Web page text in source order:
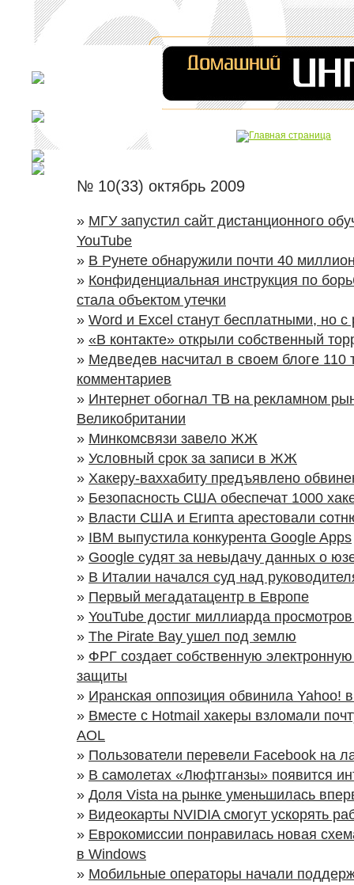
№ 10(33) октябрь 2009
» МГУ запустил сайт дистанционного
YouTube
» В Рунете обнаружили почти 40
» Конфиденциальная инструкция по
стала объектом утечки
» Word и Excel станут бесплатными, но с
» «В контакте» открыли собственный
» Медведев насчитал в своем блоге 110
комментариев
» Интернет обогнал ТВ на рекламном
Великобритании
» Минкомсвязи завело ЖЖ
» Условный срок за записи в ЖЖ
» Хакеру-ваххабиту предъявлено
» Безопасность США обеспечат 1000
» Власти США и Египта арестовали
» IBM выпустила конкурента Google Apps
» Google судят за невыдачу данных о
» В Италии начался суд над
» Первый мегадатацентр в Европе
» YouTube достиг миллиарда
» The Pirate Bay ушел под землю
» ФРГ создает собственную
защиты
» Иранская оппозиция обвинила Yahoo!
» Вместе с Hotmail хакеры взломали
AOL
» Пользователи перевели Facebook на
» В самолетах «Люфтганзы» появится
» Доля Vista на рынке уменьшилась
» Видеокарты NVIDIA смогут ускорять
» Еврокомиссии понравилась новая
в Windows
» Мобильные операторы начали